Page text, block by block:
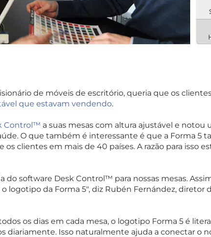
de móveis de escritório, queria que os
que estavam vendendo.
Control™ a suas mesas com altura ajustável e notou
O que também é interessante é que a Forma
clientes em mais de 40 países. A razão para isso
do software Desk Control™ para nossas mesas.
logotipo da Forma 5", diz Rubén Fernández, diretor
os dias em cada mesa, o logotipo Forma 5 é
diariamente. Isso naturalmente ajuda a conectar o